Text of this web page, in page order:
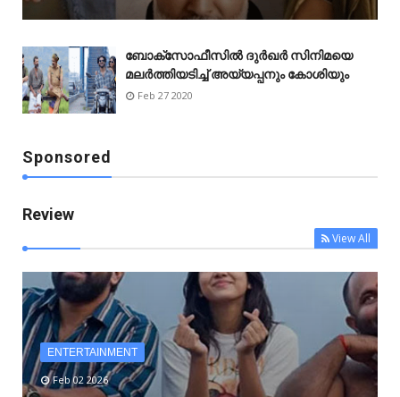
ബോക്‌സോഫീസിൽ ദുർഖർ സിനിമയെ
മലർത്തിയടിച്ച് അയ്യപ്പനും കോശിയും
Feb 27 2020
Sponsored
Review
View All
ENTERTAINMENT
Feb 02 2026